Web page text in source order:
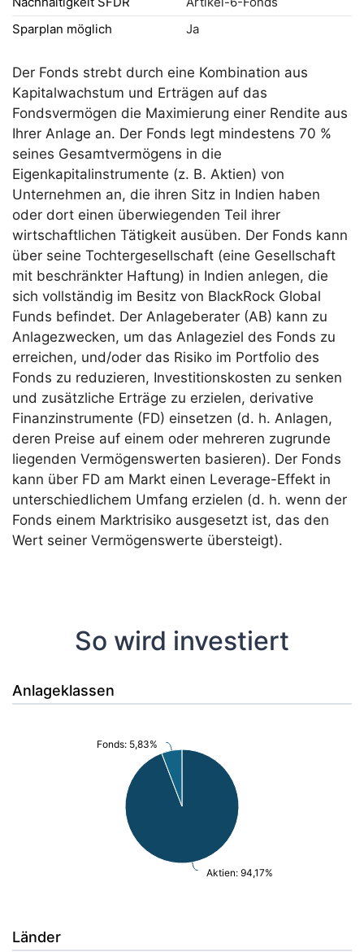
Sparplan möglich
Ja
Der Fonds strebt durch eine Kombination aus
Kapitalwachstum und Erträgen auf das
Fondsvermögen die Maximierung einer Rendite aus
Ihrer Anlage an. Der Fonds legt mindestens 70 %
seines Gesamtvermögens in die
Eigenkapitalinstrumente (z. B. Aktien) von
Unternehmen an, die ihren Sitz in Indien haben
oder dort einen überwiegenden Teil ihrer
wirtschaftlichen Tätigkeit ausüben. Der Fonds kann
über seine Tochtergesellschaft (eine Gesellschaft
mit beschränkter Haftung) in Indien anlegen, die
sich vollständig im Besitz von BlackRock Global
Funds befindet. Der Anlageberater (AB) kann zu
Anlagezwecken, um das Anlageziel des Fonds zu
erreichen, und/oder das Risiko im Portfolio des
Fonds zu reduzieren, Investitionskosten zu senken
und zusätzliche Erträge zu erzielen, derivative
Finanzinstrumente (FD) einsetzen (d. h. Anlagen,
deren Preise auf einem oder mehreren zugrunde
liegenden Vermögenswerten basieren). Der Fonds
kann über FD am Markt einen Leverage-Effekt in
unterschiedlichem Umfang erzielen (d. h. wenn der
Fonds einem Marktrisiko ausgesetzt ist, das den
Wert seiner Vermögenswerte übersteigt).
So wird investiert
Anlageklassen
Aktien: 94,17%
Fonds: 5,83%
Länder